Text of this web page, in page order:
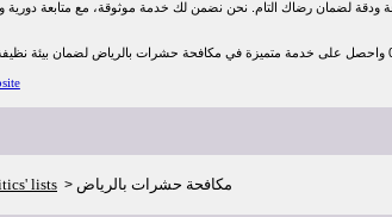
ودقة لضمان رضاك التام. نحن نضمن لك خدمة موثوقة، مع متابعة دورية
lists > مكافحة حشرات بالرياض